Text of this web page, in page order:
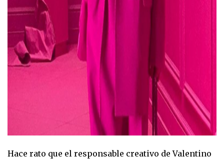
Hace rato que el responsable creativo de Valentino